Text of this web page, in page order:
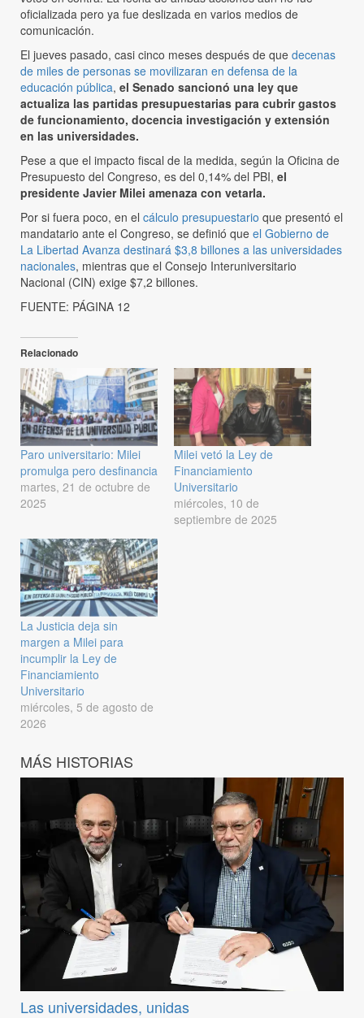
oficializada pero ya fue deslizada en varios medios de
comunicación.
El jueves pasado, casi cinco meses después de que decenas
de miles de personas se movilizaran en defensa de la
educación pública, el Senado sancionó una ley que
actualiza las partidas presupuestarias para cubrir gastos
de funcionamiento, docencia investigación y extensión
en las universidades.
Pese a que el impacto fiscal de la medida, según la Oficina de
Presupuesto del Congreso, es del 0,14% del PBI, el
presidente Javier Milei amenaza con vetarla.
Por si fuera poco, en el cálculo presupuestario que presentó el
mandatario ante el Congreso, se definió que el Gobierno de
La Libertad Avanza destinará $3,8 billones a las universidades
nacionales, mientras que el Consejo Interuniversitario
Nacional (CIN) exige $7,2 billones.
FUENTE: PÁGINA 12
Relacionado
Paro universitario: Milei
promulga pero desfinancia
martes, 21 de octubre de
2025
Milei vetó la Ley de
Financiamiento
Universitario
miércoles, 10 de
septiembre de 2025
La Justicia deja sin
margen a Milei para
incumplir la Ley de
Financiamiento
Universitario
miércoles, 5 de agosto de
2026
MÁS HISTORIAS
Las universidades, unidas